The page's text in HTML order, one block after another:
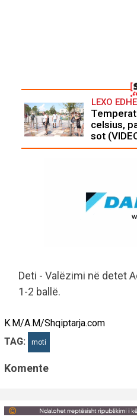
LEXO
celsius,
sot
Deti - Valëzimi në detet
1-2 ballë.
K.M/A.M/Shqiptarja.com
TAG:
moti
Komente